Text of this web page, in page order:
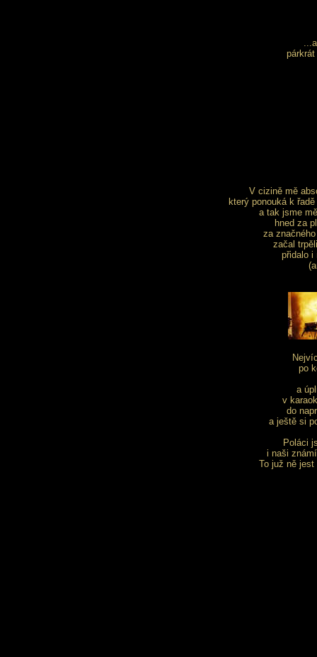
V cizině mě
který ponouká k
a tak jsme
hned za
za
začal
přidalo i
po
a
v
do
a ještě si
Poláci
i naši
To juž ně jest